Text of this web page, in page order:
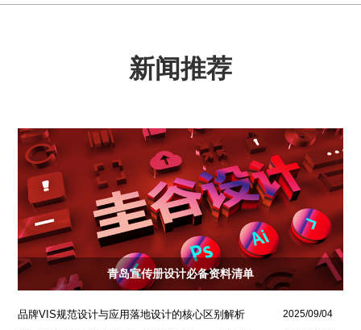
新闻推荐
青岛宣传册设计必备资料清单
品牌VIS规范设计与应用落地设计的核心区别解析 2025/09/04